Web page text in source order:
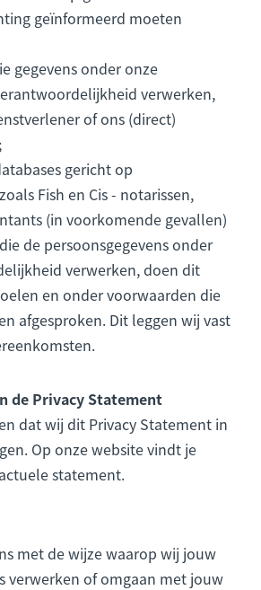
geïnformeerd moeten
gegevens onder onze
verwerken,
of ons (direct)
gericht op
Fish en Cis - notarissen,
(in voorkomende gevallen)
de persoonsgegevens onder
verwerken, doen dit
en onder voorwaarden die
afgesproken. Dit leggen wij vast
de Privacy Statement
dat wij dit Privacy Statement in
Op onze website vindt je
statement.
met de wijze waarop wij jouw
verwerken of omgaan met jouw